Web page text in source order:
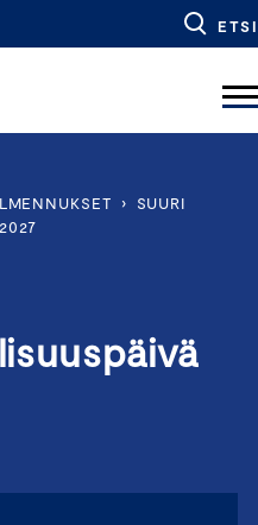
ETSI
›
SUURI